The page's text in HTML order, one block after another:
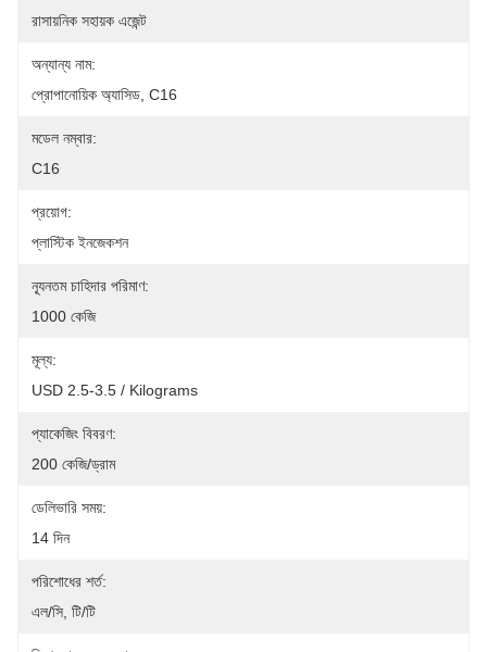
রাসায়নিক সহায়ক এজেন্ট
অন্যান্য নাম:
প্রোপানোয়িক অ্যাসিড, C16
মডেল নম্বার:
C16
প্রয়োগ:
প্লাস্টিক ইনজেকশন
ন্যূনতম চাহিদার পরিমাণ:
1000 কেজি
মূল্য:
USD 2.5-3.5 / Kilograms
প্যাকেজিং বিবরণ:
200 কেজি/ড্রাম
ডেলিভারি সময়:
14 দিন
পরিশোধের শর্ত:
এল/সি, টি/টি